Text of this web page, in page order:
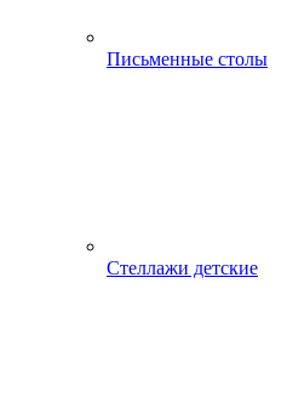
Письменные столы
Стеллажи детские